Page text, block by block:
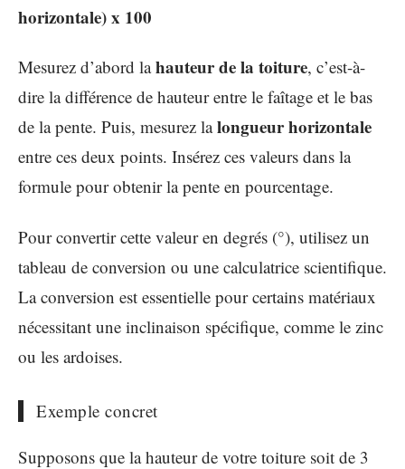
horizontale) x 100
Mesurez d’abord lahauteur de la toiture, c’est-à-
dire la différence de hauteur entre le faîtage et le bas
de la pente. Puis, mesurez lalongueur horizontale
entre ces deux points. Insérez ces valeurs dans la
formule pour obtenir la pente en pourcentage.
Pour convertir cette valeur en degrés (°), utilisez un
tableau de conversion ou une calculatrice scientifique.
La conversion est essentielle pour certains matériaux
nécessitant une inclinaison spécifique, comme le zinc
ou les ardoises.
Exemple concret
Supposons que la hauteur de votre toiture soit de 3